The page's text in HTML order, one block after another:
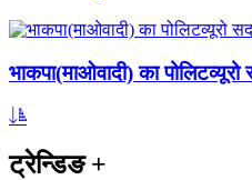
भाकपा(माओवादी) का पोलिटव्यूरो
ट्रेन्डिङ+